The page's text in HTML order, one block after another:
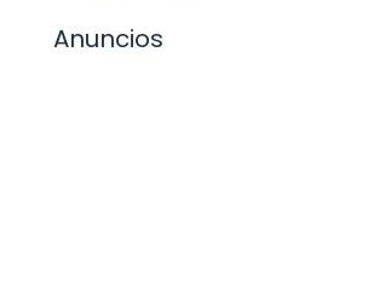
Anuncios